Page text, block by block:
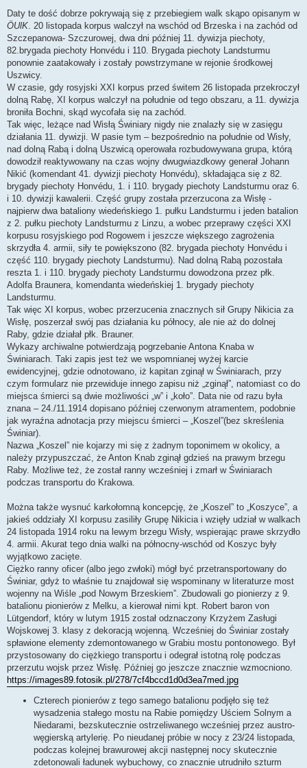
Daty te dość dobrze pokrywają się z przebiegiem walk skąpo opisanym w
ÖUlK. 20 listopada korpus walczył na wschód od Brzeska i na zachód od
Szczepanowa- Szczurowej, dwa dni później 11. dywizja piechoty,
82.brygada piechoty Honvédu i 110. Brygada piechoty Landsturmu
ponownie zaatakowały i zostały powstrzymane w rejonie środkowej
Uszwicy.
W czasie, gdy rosyjski XXI korpus przed świtem 26 listopada przekroczył
dolną Rabę, XI korpus walczył na południe od tego obszaru, a 11. dywizja
broniła Bochni, skąd wycofała się na zachód.
Tak więc, leżące nad Wisłą Świniary nigdy nie znalazły się w zasięgu
działania 11. dywizji. W pasie tym – bezpośrednio na południe od Wisły,
nad dolną Rabą i dolną Uszwicą operowała rozbudowywana grupa, którą
dowodził reaktywowany na czas wojny dwugwiazdkowy generał Johann
Nikić (komendant 41. dywizji piechoty Honvédu), składająca się z 82.
brygady piechoty Honvédu, 1. i 110. brygady piechoty Landsturmu oraz 6.
i 10. dywizji kawalerii. Część grupy została przerzucona za Wisłę -
najpierw dwa bataliony wiedeńskiego 1. pułku Landsturmu i jeden batalion
z 2. pułku piechoty Landsturmu z Linzu, a wobec przeprawy części XXI
korpusu rosyjskiego pod Rogowem i jeszcze większego zagrożenia
skrzydła 4. armii, siły te powiększono (82. brygada piechoty Honvédu i
część 110. brygady piechoty Landsturmu). Nad dolną Rabą pozostała
reszta 1. i 110. brygady piechoty Landsturmu dowodzona przez płk.
Adolfa Braunera, komendanta wiedeńskiej 1. brygady piechoty
Landsturmu.
Tak więc XI korpus, wobec przerzucenia znacznych sił Grupy Nikicia za
Wisłę, poszerzał swój pas działania ku północy, ale nie aż do dolnej
Raby, gdzie działał płk. Brauner.
Wykazy archiwalne potwierdzają pogrzebanie Antona Knaba w
Świniarach. Taki zapis jest też we wspomnianej wyżej karcie
ewidencyjnej, gdzie odnotowano, iż kapitan zginął w Świniarach, przy
czym formularz nie przewiduje innego zapisu niż „zginął”, natomiast co do
miejsca śmierci są dwie możliwości „w” i „koło”. Data nie od razu była
znana – 24./11.1914 dopisano później czerwonym atramentem, podobnie
jak wyraźna adnotacja przy miejscu śmierci – „Koszel”(bez skreślenia
Świniar).
Nazwa „Koszel” nie kojarzy mi się z żadnym toponimem w okolicy, a
należy przypuszczać, że Anton Knab zginął gdzieś na prawym brzegu
Raby. Możliwe też, że został ranny wcześniej i zmarł w Świniarach
podczas transportu do Krakowa.
Można także wysnuć karkołomną koncepcję, że „Koszel” to „Koszyce”, a
jakieś oddziały XI korpusu zasiliły Grupę Nikicia i wzięły udział w walkach
24 listopada 1914 roku na lewym brzegu Wisły, wspierając prawe skrzydło
4. armii. Akurat tego dnia walki na północny-wschód od Koszyc były
wyjątkowo zacięte.
Ciężko ranny oficer (albo jego zwłoki) mógł być przetransportowany do
Świniar, gdyż to właśnie tu znajdował się wspominany w literaturze most
wojenny na Wiśle „pod Nowym Brzeskiem”. Zbudowali go pionierzy z 9.
batalionu pionierów z Melku, a kierował nimi kpt. Robert baron von
Lütgendorf, który w lutym 1915 został odznaczony Krzyżem Zasługi
Wojskowej 3. klasy z dekoracją wojenną. Wcześniej do Świniar zostały
spławione elementy zdemontowanego w Grabiu mostu pontonowego. Był
przystosowany do ciężkiego transportu i odegrał istotną rolę podczas
przerzutu wojsk przez Wisłę. Później go jeszcze znacznie wzmocniono.
https://images89.fotosik.pl/278/7cf4bccd1d0d3ea7med.jpg
Czterech pionierów z tego samego batalionu podjęło się też
wysadzenia stałego mostu na Rabie pomiędzy Uściem Solnym a
Niedarami, bezskutecznie ostrzeliwanego wcześniej przez austro-
węgierską artylerię. Po nieudanej próbie w nocy z 23/24 listopada,
podczas kolejnej brawurowej akcji następnej nocy skutecznie
zdetonowali ładunek wybuchowy, co znacznie utrudniło szturm